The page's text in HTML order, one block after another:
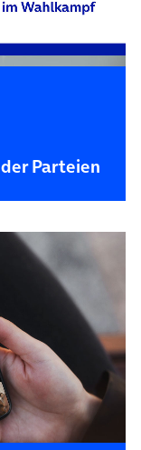
Parteien